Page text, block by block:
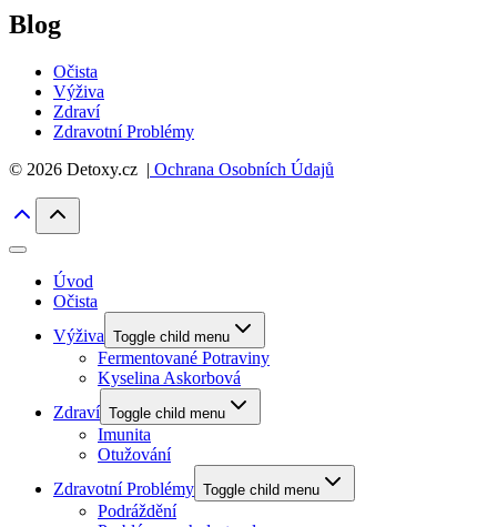
Blog
Očista
Výživa
Zdraví
Zdravotní Problémy
© 2026 Detoxy.cz | Ochrana Osobních Údajů
Úvod
Očista
Výživa Toggle child menu
Fermentované Potraviny
Kyselina Askorbová
Zdraví Toggle child menu
Imunita
Otužování
Zdravotní Problémy Toggle child menu
Podráždění